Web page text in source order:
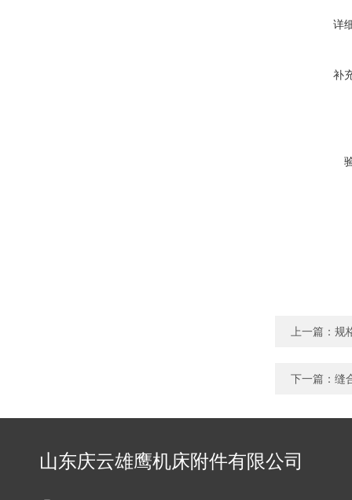
详
补
上一篇： 规
下一篇： 缝
山东庆云雄鹰机床附件有限公司